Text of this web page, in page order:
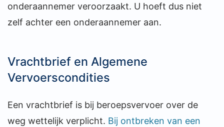
onderaannemer veroorzaakt. U hoeft dus niet
zelf achter een onderaannemer aan.
Vrachtbrief en Algemene
Vervoerscondities
Een vrachtbrief is bij beroepsvervoer over de
weg wettelijk verplicht. Bij ontbreken van een